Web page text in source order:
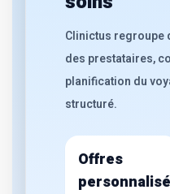
Clinictus regroupe
des prestataires,
planification du
structuré.
Offres